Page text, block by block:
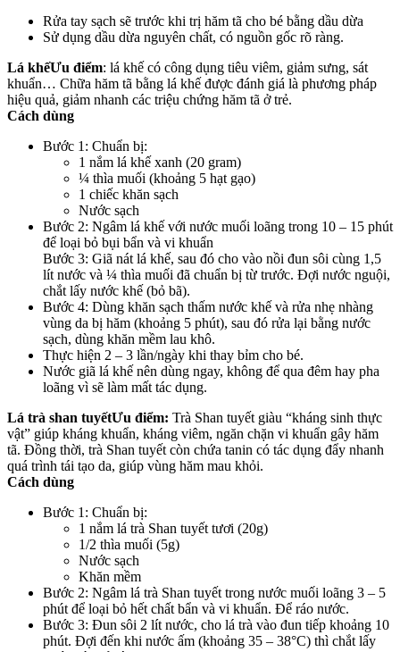
Rửa tay sạch sẽ trước khi trị hăm tã cho bé bằng dầu dừa
Sử dụng dầu dừa nguyên chất, có nguồn gốc rõ ràng.
Lá khếƯu điểm: lá khế có công dụng tiêu viêm, giảm sưng, sát
khuẩn… Chữa hăm tã bằng lá khế được đánh giá là phương pháp
hiệu quả, giảm nhanh các triệu chứng hăm tã ở trẻ.
Cách dùng
Bước 1: Chuẩn bị:
1 nắm lá khế xanh (20 gram)
¼ thìa muối (khoảng 5 hạt gạo)
1 chiếc khăn sạch
Nước sạch
Bước 2: Ngâm lá khế với nước muối loãng trong 10 – 15 phút
để loại bỏ bụi bẩn và vi khuẩn
Bước 3: Giã nát lá khế, sau đó cho vào nồi đun sôi cùng 1,5
lít nước và ¼ thìa muối đã chuẩn bị từ trước. Đợi nước nguội,
chắt lấy nước khế (bỏ bã).
Bước 4: Dùng khăn sạch thấm nước khế và rửa nhẹ nhàng
vùng da bị hăm (khoảng 5 phút), sau đó rửa lại bằng nước
sạch, dùng khăn mềm lau khô.
Thực hiện 2 – 3 lần/ngày khi thay bỉm cho bé.
Nước giã lá khế nên dùng ngay, không để qua đêm hay pha
loãng vì sẽ làm mất tác dụng.
Lá trà shan tuyếtƯu điểm: Trà Shan tuyết giàu “kháng sinh thực
vật” giúp kháng khuẩn, kháng viêm, ngăn chặn vi khuẩn gây hăm
tã. Đồng thời, trà Shan tuyết còn chứa tanin có tác dụng đẩy nhanh
quá trình tái tạo da, giúp vùng hăm mau khỏi.
Cách dùng
Bước 1: Chuẩn bị:
1 nắm lá trà Shan tuyết tươi (20g)
1/2 thìa muối (5g)
Nước sạch
Khăn mềm
Bước 2: Ngâm lá trà Shan tuyết trong nước muối loãng 3 – 5
phút để loại bỏ hết chất bẩn và vi khuẩn. Để ráo nước.
Bước 3: Đun sôi 2 lít nước, cho lá trà vào đun tiếp khoảng 10
phút. Đợi đến khi nước ấm (khoảng 35 – 38°C) thì chắt lấy